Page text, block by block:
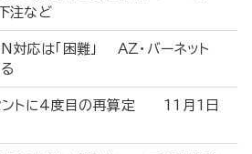
注など
対応は「困難」 AZ・バーネット
セントに4度目の再算定 11月1日